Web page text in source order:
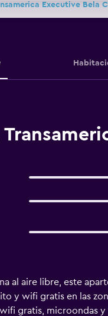
Executive Bela
al aire libre, este
y wifi gratis en las
gratis, microondas y